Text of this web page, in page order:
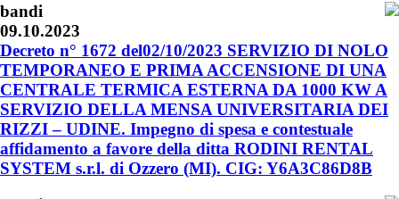
bandi
09.10.2023
Decreto n° 1672 del02/10/2023 SERVIZIO DI NOLO
TEMPORANEO E PRIMA ACCENSIONE DI UNA
CENTRALE TERMICA ESTERNA DA 1000 KW A
SERVIZIO DELLA MENSA UNIVERSITARIA DEI
RIZZI – UDINE. Impegno di spesa e contestuale
affidamento a favore della ditta RODINI RENTAL
SYSTEM s.r.l. di Ozzero (MI). CIG: Y6A3C86D8B